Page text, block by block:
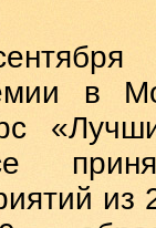
в
в
из